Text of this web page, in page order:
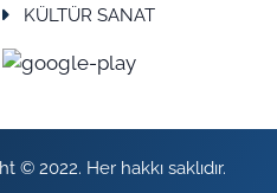
KÜLTÜR SANAT
© 2022. Her hakkı saklıdır.